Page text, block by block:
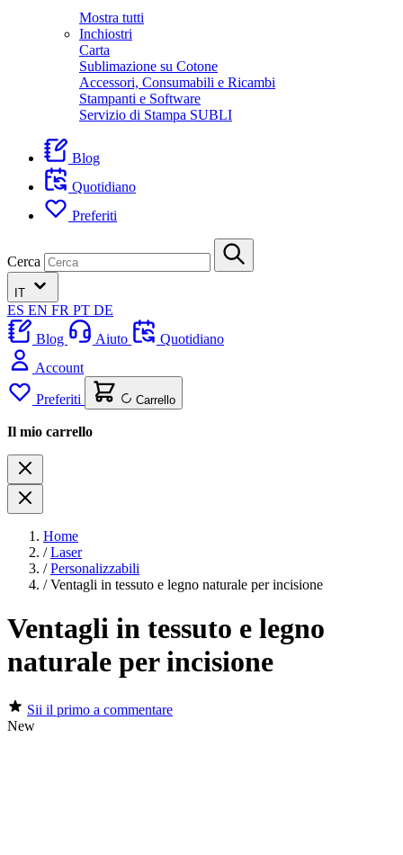
Mostra tutti
Inchiostri
Carta
Sublimazione su Cotone
Accessori, Consumabili e Ricambi
Stampanti e Software
Servizio di Stampa SUBLI
Blog
Quotidiano
Preferiti
Cerca
IT
ES EN FR PT DE
Blog
Aiuto
Quotidiano
Account
Preferiti Carrello
Il mio carrello
Home
/ Laser
/ Personalizzabili
/ Ventagli in tessuto e legno naturale per incisione
Ventagli in tessuto e legno
naturale per incisione
Sii il primo a commentare
New